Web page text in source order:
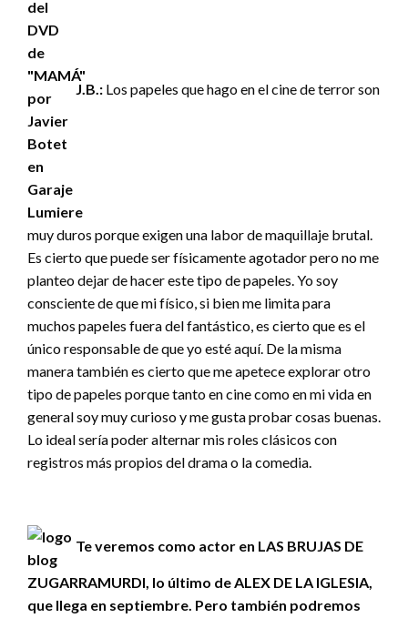
J.B.: Los papeles que hago en el cine de terror son
muy duros porque exigen una labor de maquillaje brutal.
Es cierto que puede ser físicamente agotador pero no me
planteo dejar de hacer este tipo de papeles. Yo soy
consciente de que mi físico, si bien me limita para
muchos papeles fuera del fantástico, es cierto que es el
único responsable de que yo esté aquí. De la misma
manera también es cierto que me apetece explorar otro
tipo de papeles porque tanto en cine como en mi vida en
general soy muy curioso y me gusta probar cosas buenas.
Lo ideal sería poder alternar mis roles clásicos con
registros más propios del drama o la comedia.
Te veremos como actor en LAS BRUJAS DE
ZUGARRAMURDI, lo último de ALEX DE LA IGLESIA,
que llega en septiembre. Pero también podremos